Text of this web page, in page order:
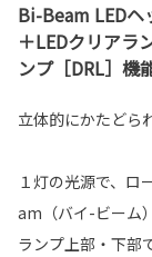
Bi-Beam LEDヘ
＋LEDクリアラ
ンプ［DRL］機
立体的にかたどら
１灯の光源で、ロ
am（バイ-ビーム
ランプ上部・下部